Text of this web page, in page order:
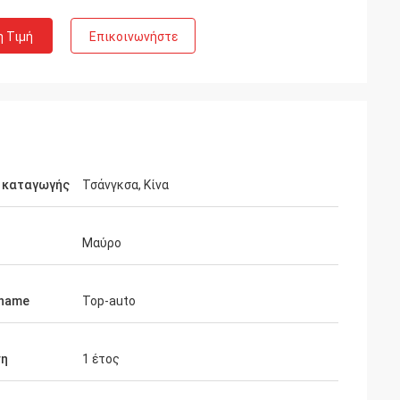
πάλι όταν
Τιμή Επικοινωνήστε
Τσάνγκσα, Κίνα
Μαύρο
Top-auto
1 έτος